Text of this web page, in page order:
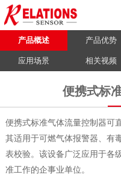
产品概述 产品优势
应用场景 相关视频
便携式标
便携式标准气体流量控制器可
其适用于可燃气体报警器、有
表校验。该设备广泛应用于各
准工作的企事业单位。